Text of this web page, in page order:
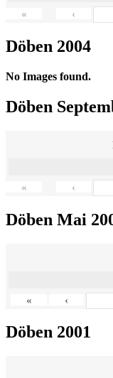
« ‹
Döben 2004
No Images found.
Döben
« ‹
Döben Mai
« ‹
Döben 2001